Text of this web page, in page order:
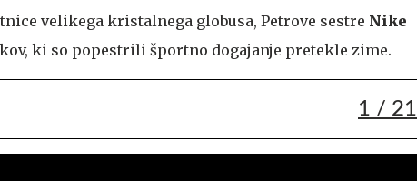
velikega kristalnega globusa, Petrove sestre Nike
ki so popestrili športno dogajanje pretekle zime.
1 / 21